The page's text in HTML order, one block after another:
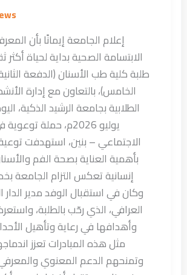
إعلام الجامعة إيمانًا بأن
الابتسامة الصحية بداية لحياة أكثر
طلبة كلية طب الأسنان (الدفعة
الخامس)، بالتعاون مع إدارة
يوليو 2026م، حملة
الاجتماعي – بنين، استهدفت
بأهمية العناية بصحة الفم
إنسانية تعكس التزام الجامعة
وكان في استقبال الوفد مدير
العرافي، الذي رحّب بالطلبة،
وأهدافها في رعاية وتأهيل
مثل هذه المبادرات تعزز
وتمنحهم الدعم المعنوي